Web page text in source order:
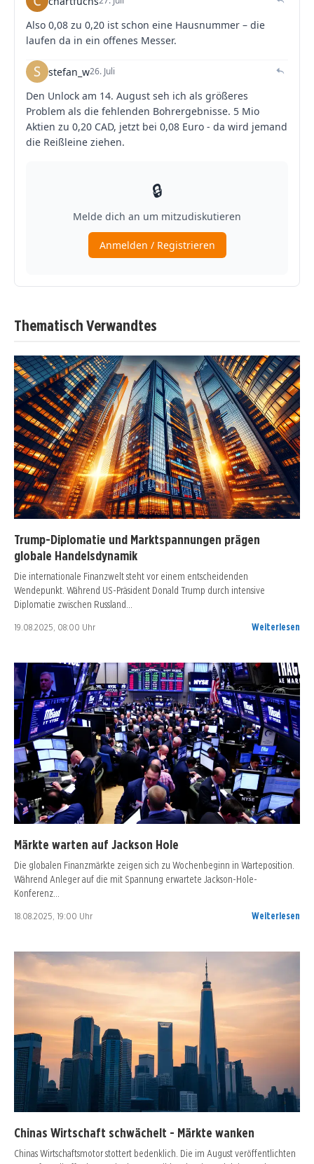
Thematisch Verwandtes
Trump-Diplomatie und Marktspannungen prägen
globale Handelsdynamik
Die internationale Finanzwelt steht vor einem entscheidenden
Wendepunkt. Während US-Präsident Donald Trump durch intensive
Diplomatie zwischen Russland…
19.08.2025, 08:00 Uhr Weiterlesen
Märkte warten auf Jackson Hole
Die globalen Finanzmärkte zeigen sich zu Wochenbeginn in Warteposition.
Während Anleger auf die mit Spannung erwartete Jackson-Hole-
Konferenz…
18.08.2025, 19:00 Uhr Weiterlesen
Chinas Wirtschaft schwächelt - Märkte wanken
Chinas Wirtschaftsmotor stottert bedenklich. Die im August veröffentlichten